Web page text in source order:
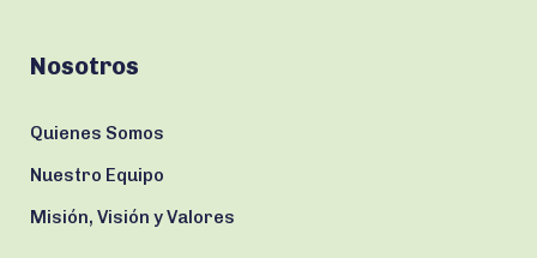
Nosotros
Quienes Somos
Nuestro Equipo
Misión, Visión y Valores